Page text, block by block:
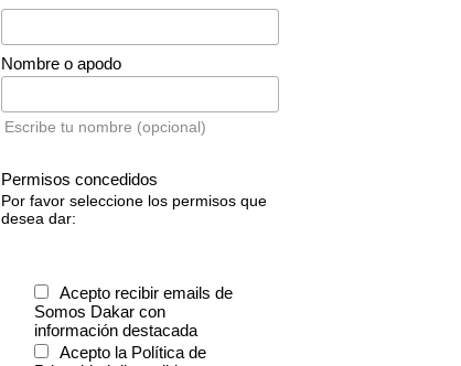
Nombre o apodo
Escribe tu nombre (opcional)
Permisos concedidos
Por favor seleccione los permisos que
desea dar:
Acepto recibir emails de
Somos Dakar con
información destacada
Acepto la Política de